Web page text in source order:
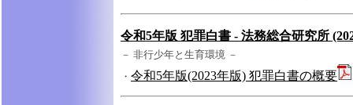
令和5年版 犯罪白書 - 法務総合研究所
－ 非行少年と生育環境 －
・ 令和5年版(2023年版) 犯罪白書の概要